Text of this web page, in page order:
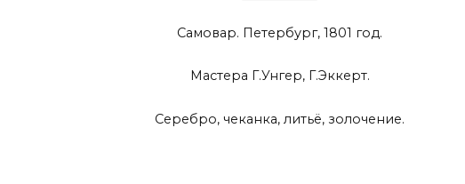
Самовар. Петербург, 1801 год.
Мастера Г.Унгер, Г.Эккерт.
Серебро, чеканка, литьё, золочение.